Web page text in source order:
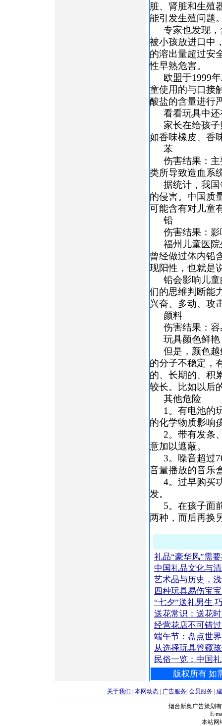
脏、肾脏和生殖
能引发生殖问题
专家也发现
被小孩放进口中
的溶出量超过安
性早熟危害。
欧盟于1999
童使用的与口接
酸盐的含量进行
看看玩具中
家长在给孩
如香味橡皮、香
苯
伤害结果：
类所导致造血系
据统计，我
的侵害。中国质
可能含有对儿童
铅
伤害结果：
福州儿童医
曾经做过体内铅
现阳性，也就是
铅会影响儿
们的思维判断能
兴奋、多动、攻
颜料
伤害结果：
玩具颜色鲜
但是，颜色
的分子不稳定，
的、长期的、积
较长。比如以后
其他危险
1。有电池的
的化学物质影响
2。带有发条
意加以遮蔽。
3。噪音超过
音量播放的音乐
4。过早购买
发。
5。在孩子面
两种，而后再换
礼品“豪华风”需
中国礼品文化与
艺术品与历史，
四种玩具易伤宝
“七夕”送礼男生
送花常识：送花
经营花店不可错
端午节：盘点世
从选择玩具管窥
民俗一览：中国
版权所有 如
关于我们 本网动态| 广告服务| 会员服务|
烟台新奥广告策划
E-
本站网